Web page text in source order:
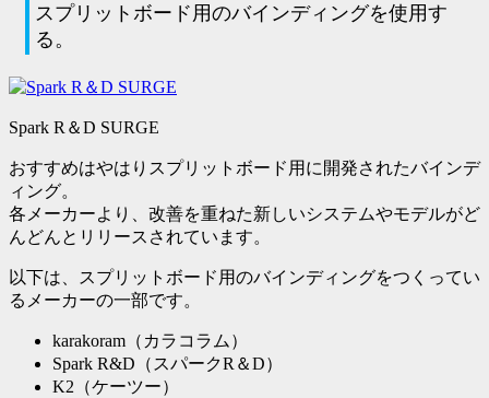
スプリットボード用のバインディングを使用す
る。
Spark R＆D SURGE
おすすめはやはりスプリットボード用に開発されたバインデ
ィング。
各メーカーより、改善を重ねた新しいシステムやモデルがど
んどんとリリースされています。
以下は、スプリットボード用のバインディングをつくってい
るメーカーの一部です。
karakoram（カラコラム）
Spark R&D（スパークR＆D）
K2（ケーツー）